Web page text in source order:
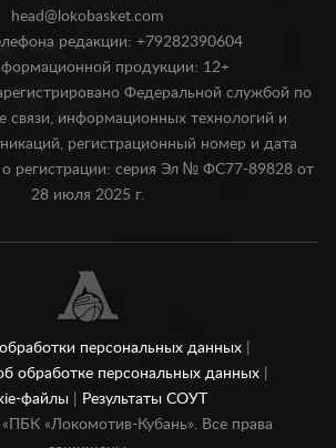
head@lokobasket.com
редакции: +79282390604
продукции: 12+
Федеральной службой по
связи, информационных технологий и
регистрационный номер и дата
регистрации: серия Эл № ФС77-89828 от
28 июля 2025 г.
обработки персональных данных
обработке персональных данных
файлы
Результаты СОУТ
«Локомотив-Кубань». Все права